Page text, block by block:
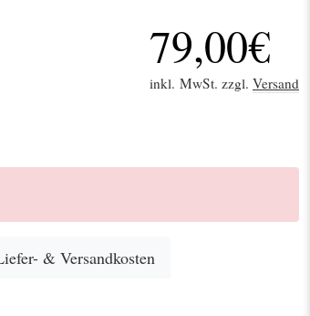
79,00€
inkl. MwSt. zzgl. Versand
& Versandkosten